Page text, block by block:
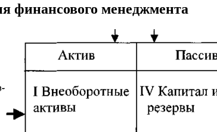
финансового менеджмента